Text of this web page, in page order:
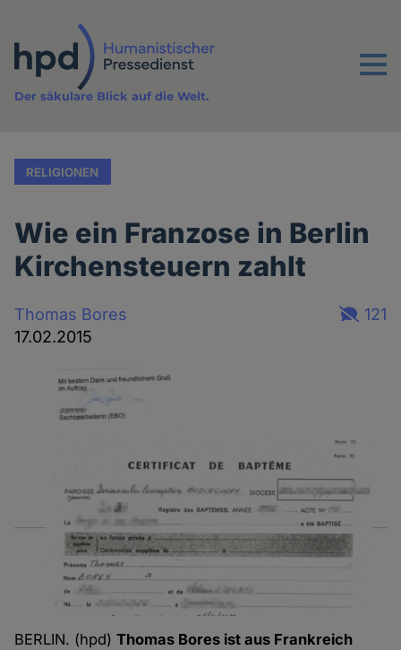
Inhalt
Menu
Der säkulare Blick auf die Welt.
RELIGIONEN
Wie ein Franzose in Berlin
Kirchensteuern zahlt
Thomas Bores
17.02.2015
121
BERLIN. (hpd)Thomas Bores ist aus Frankreich